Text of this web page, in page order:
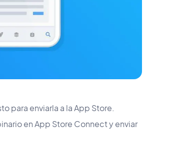
para enviarla a la App Store.
en App Store Connect y enviar